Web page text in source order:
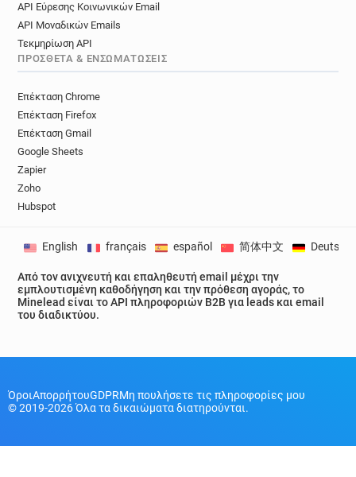
API Εύρεσης Κοινωνικών Email
API Μοναδικών Emails
Τεκμηρίωση API
ΠΡΌΣΘΕΤΑ & ΕΝΣΩΜΑΤΏΣΕΙΣ
Επέκταση Chrome
Επέκταση Firefox
Επέκταση Gmail
Google Sheets
Zapier
Zoho
Hubspot
Από τον ανιχνευτή και επαληθευτή email μέχρι την
εμπλουτισμένη καθοδήγηση και την πρόθεση αγοράς, το
Minelead είναι το API πληροφοριών B2B για leads και email
του διαδικτύου.
English français español 简体中文 Deutsch
ΌροιΑπορρήτουGDPRΜη πουλήσετε τις πληροφορίες μου
© 2019-2026 Όλα τα δικαιώματα διατηρούνται.